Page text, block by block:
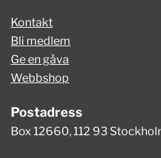
Kontakt
Bli medlem
Ge en gåva
Webbshop
Postadress
Box 12660, 112 93